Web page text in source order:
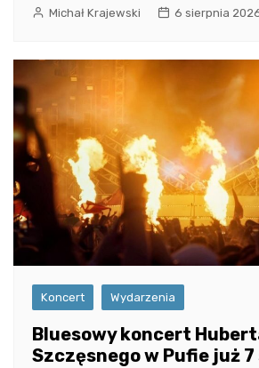
Michał Krajewski 6 sierpnia
Koncert Wydarzenia
Bluesowy koncert
Szczęsnego w Pufie już